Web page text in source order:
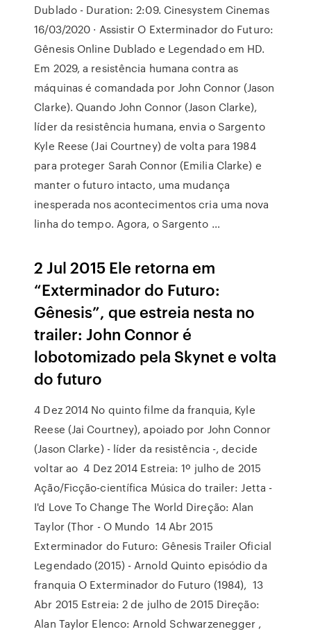
Dublado - Duration: 2:09. Cinesystem Cinemas
16/03/2020 · Assistir O Exterminador do Futuro:
Gênesis Online Dublado e Legendado em HD.
Em 2029, a resistência humana contra as
máquinas é comandada por John Connor (Jason
Clarke). Quando John Connor (Jason Clarke),
líder da resistência humana, envia o Sargento
Kyle Reese (Jai Courtney) de volta para 1984
para proteger Sarah Connor (Emilia Clarke) e
manter o futuro intacto, uma mudança
inesperada nos acontecimentos cria uma nova
linha do tempo. Agora, o Sargento …
2 Jul 2015 Ele retorna em
“Exterminador do Futuro:
Gênesis”, que estreia nesta no
trailer: John Connor é
lobotomizado pela Skynet e volta
do futuro
4 Dez 2014 No quinto filme da franquia, Kyle
Reese (Jai Courtney), apoiado por John Connor
(Jason Clarke) - líder da resistência -, decide
voltar ao 4 Dez 2014 Estreia: 1º julho de 2015
Ação/Ficção-científica Música do trailer: Jetta -
I'd Love To Change The World Direção: Alan
Taylor (Thor - O Mundo 14 Abr 2015
Exterminador do Futuro: Gênesis Trailer Oficial
Legendado (2015) - Arnold Quinto episódio da
franquia O Exterminador do Futuro (1984), 13
Abr 2015 Estreia: 2 de julho de 2015 Direção:
Alan Taylor Elenco: Arnold Schwarzenegger ,